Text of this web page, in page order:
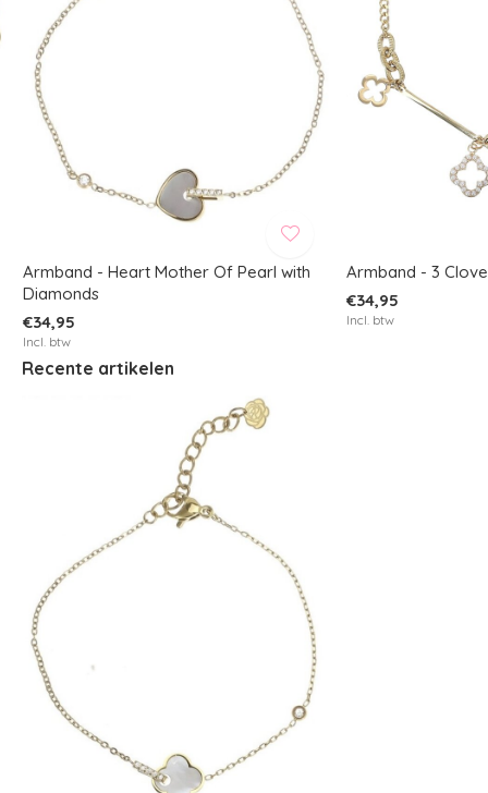
Armband - Heart Mother Of Pearl with
Diamonds
€34,95
Incl. btw
Armband - 3
€34,95
Incl. btw
Recente artikelen